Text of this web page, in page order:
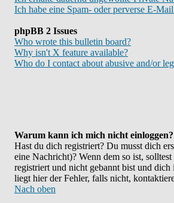
Ich habe eine Spam- oder perverse E-
phpBB 2 Issues
Who wrote this bulletin board?
Why isn't X feature available?
Who do I contact about abusive and/or
Warum kann ich mich nicht einloggen?
Hast du dich registriert? Du musst dich
eine Nachricht)? Wenn dem so ist,
registriert und nicht gebannt bist und
liegt hier der Fehler, falls nicht,
Nach oben